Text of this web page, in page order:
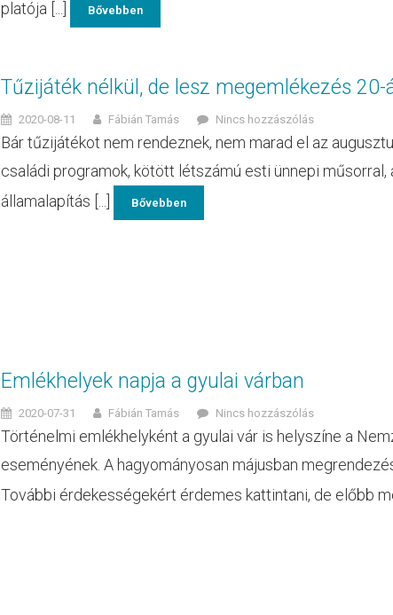
platója [...]
Bővebben
Tűzijáték nélkül, de lesz megemlékezés 20-
2020-08-11 Fábián Tamás Nincs hozzászólás
Bár tűzijátékot nem rendeznek, nem marad el az
családi programok, kötött létszámú esti ünnepi
államalapítás [...]
Bővebben
Emlékhelyek napja a gyulai várban
2020-07-31 Fábián Tamás Nincs hozzászólás
Történelmi emlékhelyként a gyulai vár is helyszíne a
eseményének. A hagyományosan májusban
További érdekességekért érdemes kattintani, de előbb